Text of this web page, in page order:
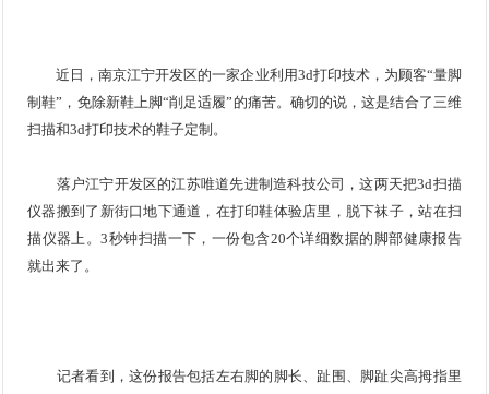
近日，南京江宁开发区的一家企业利用3d打印技术，为顾客“量脚
制鞋”，免除新鞋上脚“削足适履”的痛苦。确切的说，这是结合了三维
扫描和3d打印技术的鞋子定制。
落户江宁开发区的江苏唯道先进制造科技公司，这两天把3d扫描
仪器搬到了新街口地下通道，在打印鞋体验店里，脱下袜子，站在扫
描仪器上。3秒钟扫描一下，一份包含20个详细数据的脚部健康报告
就出来了。
记者看到，这份报告包括左右脚的脚长、趾围、脚趾尖高拇指里